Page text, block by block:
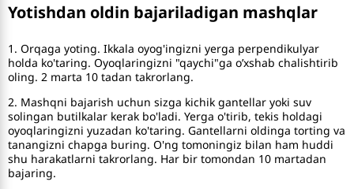
Yotishdan oldin bajariladigan mashqlar
1. Orqaga yoting. Ikkala oyog'ingizni yerga perpendikulyar
holda ko'taring. Oyoqlaringizni "qaychi"ga o’xshab chalishtirib
oling. 2 marta 10 tadan takrorlang.
2. Mashqni bajarish uchun sizga kichik gantellar yoki suv
solingan butilkalar kerak bo'ladi. Yerga o'tirib, tekis holdagi
oyoqlaringizni yuzadan ko'taring. Gantellarni oldinga torting va
tanangizni chapga buring. O'ng tomoningiz bilan ham huddi
shu harakatlarni takrorlang. Har bir tomondan 10 martadan
bajaring.